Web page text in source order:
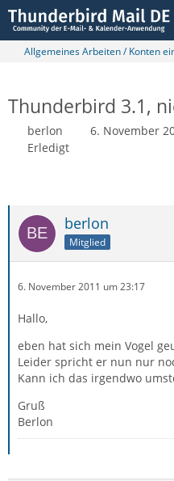
Allgemeines Arbeiten / Konten
Thunderbird 3.1,
berlon 6. November
Erledigt
berlon
Mitglied
6. November 2011 um 23:17
Hallo,
eben hat sich mein Vogel
Leider spricht er nun nur
Kann ich das irgendwo
Gruß
Berlon